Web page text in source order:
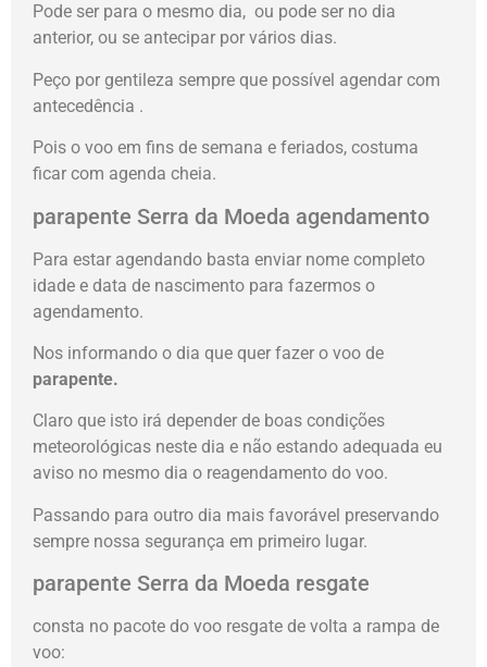
Pode ser para o mesmo dia, ou pode ser no dia
anterior, ou se antecipar por vários dias.
Peço por gentileza sempre que possível agendar com
antecedência .
Pois o voo em fins de semana e feriados, costuma
ficar com agenda cheia.
parapente Serra da Moeda agendamento
Para estar agendando basta enviar nome completo
idade e data de nascimento para fazermos o
agendamento.
Nos informando o dia que quer fazer o voo de
parapente.
Claro que isto irá depender de boas condições
meteorológicas neste dia e não estando adequada eu
aviso no mesmo dia o reagendamento do voo.
Passando para outro dia mais favorável preservando
sempre nossa segurança em primeiro lugar.
parapente Serra da Moeda resgate
consta no pacote do voo resgate de volta a rampa de
voo: